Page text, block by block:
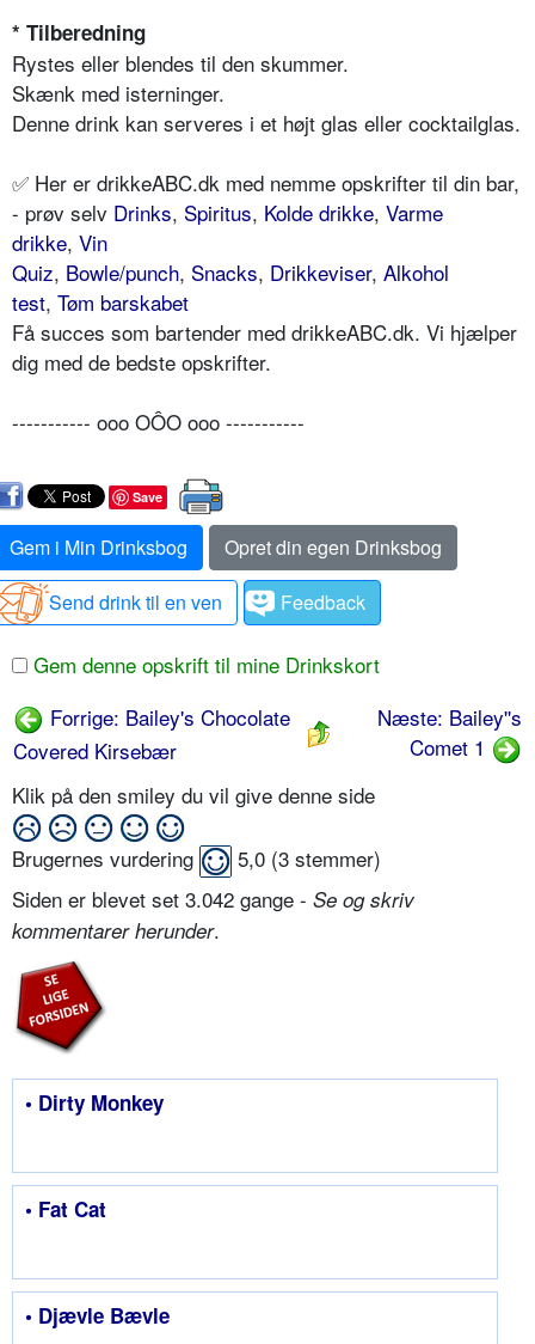
* Tilberedning
Rystes eller blendes til den skummer.
Skænk med isterninger.
Denne drink kan serveres i et højt glas eller cocktailglas.
✅ Her er drikkeABC.dk med nemme opskrifter til din bar,
- prøv selv Drinks, Spiritus, Kolde drikke, Varme
drikke, Vin
Quiz, Bowle/punch, Snacks, Drikkeviser, Alkohol
test, Tøm barskabet
Få succes som bartender med drikkeABC.dk. Vi hjælper
dig med de bedste opskrifter.
----------- ooo OÔO ooo -----------
Save
Gem i Min Drinksbog
Opret din egen Drinksbog
Send drink til en ven
Feedback
Gem denne opskrift til mine Drinkskort
Forrige: Bailey's Chocolate
Covered Kirsebær
Næste: Bailey''s
Comet 1
Klik på den smiley du vil give denne side
Brugernes vurdering 5,0 (3 stemmer)
Siden er blevet set 3.042 gange - Se og skriv
kommentarer herunder.
• Dirty Monkey
• Fat Cat
• Djævle Bævle